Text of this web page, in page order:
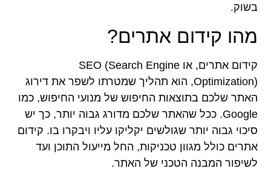
בשוק.
מהו קידום אתרים?
קידום אתרים, או SEO (Search Engine
Optimization), הוא תהליך שמטרתו לשפר את דירוג
האתר שלכם בתוצאות החיפוש של מנועי החיפוש, כמו
Google. ככל שהאתר שלכם מדורג גבוה יותר, כך יש
סיכוי גבוה יותר שגולשים יקליקו עליו ויבקרו בו. קידום
אתרים כולל מגוון טכניקות, החל מייעול התוכן ועד
לשיפור המבנה הטכני של האתר.